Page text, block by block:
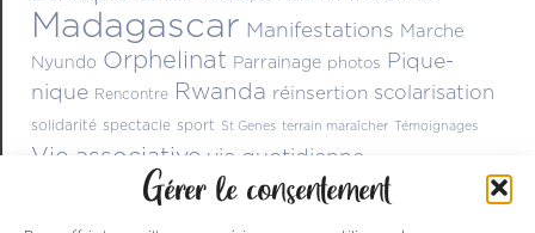
Gérer le consentement
Madagascar Manifestations Marche
Nyundo Orphelinat Parrainage photos Pique-
nique Rencontre Rwanda réinsertion scolarisation
solidarité spectacle sport St Genes terrain maraîcher Témoignages
Vie associative vie quotidienne